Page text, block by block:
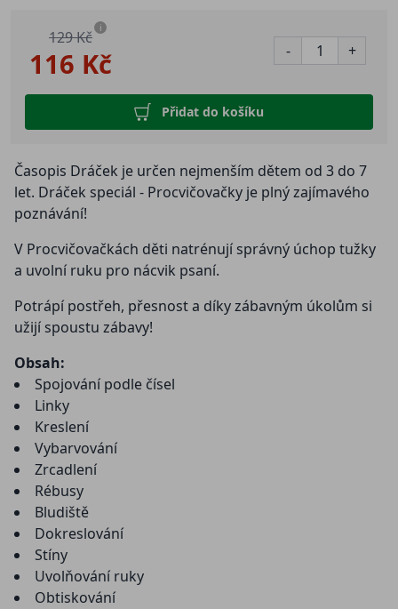
116 Kč
129 Kč i
- +
Přidat do košíku
Časopis Dráček je určen nejmenším dětem od 3 do 7
let. Dráček speciál - Procvičovačky je plný zajímavého
poznávání!
V Procvičovačkách děti natrénují správný úchop tužky
a uvolní ruku pro nácvik psaní.
Potrápí postřeh, přesnost a díky zábavným úkolům si
užijí spoustu zábavy!
Obsah:
Spojování podle čísel
Linky
Kreslení
Vybarvování
Zrcadlení
Rébusy
Bludiště
Dokreslování
Stíny
Uvolňování ruky
Obtiskování